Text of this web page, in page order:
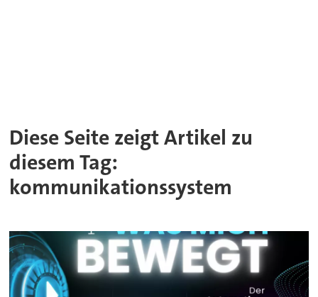
Diese Seite zeigt Artikel zu
diesem Tag:
kommunikationssystem